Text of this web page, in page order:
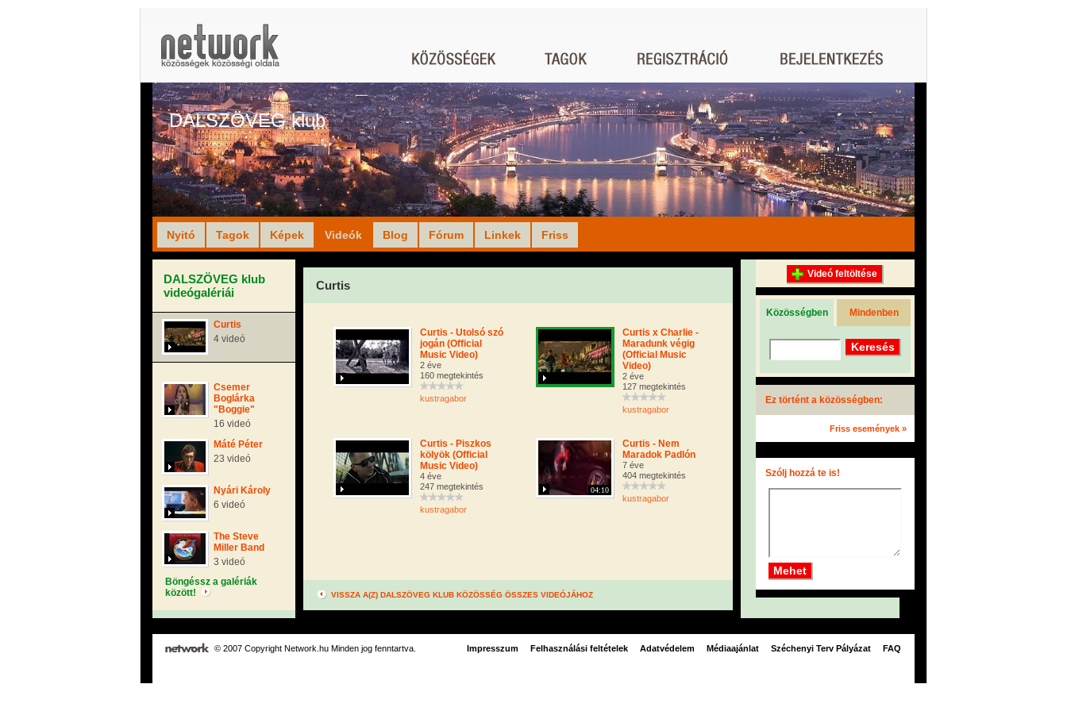
DALSZÖVEG klub
Nyitó Tagok Képek Videók Blog Fórum Linkek Friss
DALSZÖVEG klub
videógalériái
Curtis
4 videó
Csemer
Boglárka
"Boggie"
16 videó
Máté Péter
23 videó
Nyári Károly
6 videó
The Steve
Miller Band
3 videó
Böngéssz a galériák
között!
Curtis
Curtis - Utolsó szó
jogán (Official
Music Video)
2 éve
160 megtekintés
kustragabor
Curtis x Charlie -
Maradunk végig
(Official Music
Video)
2 éve
127 megtekintés
kustragabor
Curtis - Piszkos
kölyök (Official
Music Video)
4 éve
247 megtekintés
kustragabor
04:10
Curtis - Nem
Maradok Padlón
7 éve
404 megtekintés
kustragabor
VISSZA A(Z) DALSZÖVEG KLUB KÖZÖSSÉG ÖSSZES VIDEÓJÁHOZ
Videó feltöltése
Közösségben Mindenben
Ez történt a közösségben:
Friss események »
Szólj hozzá te is!
© 2007 Copyright Network.hu Minden jog fenntartva. Impresszum Felhasználási feltételek Adatvédelem Médiaajánlat Széchenyi Terv Pályázat FAQ